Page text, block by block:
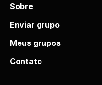
Sobre
Enviar grupo
Meus grupos
Contato